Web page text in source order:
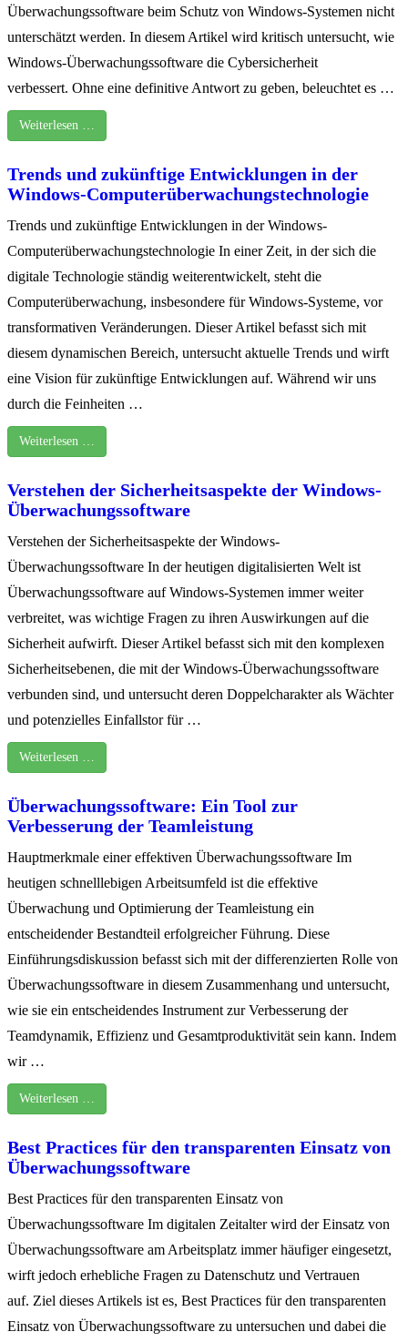
Überwachungssoftware beim Schutz von Windows-Systemen nicht
unterschätzt werden. In diesem Artikel wird kritisch untersucht, wie
Windows-Überwachungssoftware die Cybersicherheit
verbessert. Ohne eine definitive Antwort zu geben, beleuchtet es …
Weiterlesen …
Trends und zukünftige Entwicklungen in der
Windows-Computerüberwachungstechnologie
Trends und zukünftige Entwicklungen in der Windows-
Computerüberwachungstechnologie In einer Zeit, in der sich die
digitale Technologie ständig weiterentwickelt, steht die
Computerüberwachung, insbesondere für Windows-Systeme, vor
transformativen Veränderungen. Dieser Artikel befasst sich mit
diesem dynamischen Bereich, untersucht aktuelle Trends und wirft
eine Vision für zukünftige Entwicklungen auf. Während wir uns
durch die Feinheiten …
Weiterlesen …
Verstehen der Sicherheitsaspekte der Windows-
Überwachungssoftware
Verstehen der Sicherheitsaspekte der Windows-
Überwachungssoftware In der heutigen digitalisierten Welt ist
Überwachungssoftware auf Windows-Systemen immer weiter
verbreitet, was wichtige Fragen zu ihren Auswirkungen auf die
Sicherheit aufwirft. Dieser Artikel befasst sich mit den komplexen
Sicherheitsebenen, die mit der Windows-Überwachungssoftware
verbunden sind, und untersucht deren Doppelcharakter als Wächter
und potenzielles Einfallstor für …
Weiterlesen …
Überwachungssoftware: Ein Tool zur
Verbesserung der Teamleistung
Hauptmerkmale einer effektiven Überwachungssoftware Im
heutigen schnelllebigen Arbeitsumfeld ist die effektive
Überwachung und Optimierung der Teamleistung ein
entscheidender Bestandteil erfolgreicher Führung. Diese
Einführungsdiskussion befasst sich mit der differenzierten Rolle von
Überwachungssoftware in diesem Zusammenhang und untersucht,
wie sie ein entscheidendes Instrument zur Verbesserung der
Teamdynamik, Effizienz und Gesamtproduktivität sein kann. Indem
wir …
Weiterlesen …
Best Practices für den transparenten Einsatz von
Überwachungssoftware
Best Practices für den transparenten Einsatz von
Überwachungssoftware Im digitalen Zeitalter wird der Einsatz von
Überwachungssoftware am Arbeitsplatz immer häufiger eingesetzt,
wirft jedoch erhebliche Fragen zu Datenschutz und Vertrauen
auf. Ziel dieses Artikels ist es, Best Practices für den transparenten
Einsatz von Überwachungssoftware zu untersuchen und dabei die